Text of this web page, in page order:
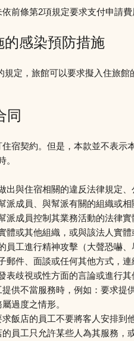
前條第2項規定要求支付申請
的感染預防措施
定，旅館可以要求擬入住旅館
同
宿契約。但是，本款並不表示
。
出與住宿相關的違反法律規定、
派成員、與幫派有關的組織或相
派成員控制其業務活動的法律實
體或其他組織，或與該法人實
員工進行精神攻擊（大聲恐嚇
郵件、面談或任何其他方式，
表歧視或性方面的言論或進行
供不當服務時，例如：要求
過度之情形。
飯店的員工不要將客人安排到
員工只允許某些人為其服務，